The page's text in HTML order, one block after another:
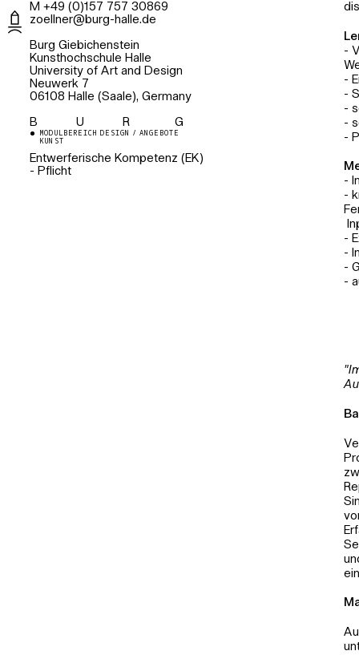
-
-
-
-
-
-
-
-
-
-
-
-
M +49 (0)157 757 30869
ed.ellah-grub@renlleoz
Burg Giebichenstein
Kunsthochschule Halle
University of Art and Design
Neuwerk 7
06108 Halle (Saale), Germany
B U R G
MODULBEREICH DESIGN / ANGEBOTE
KUNST
Entwerferische Kompetenz (EK)
- Pflicht